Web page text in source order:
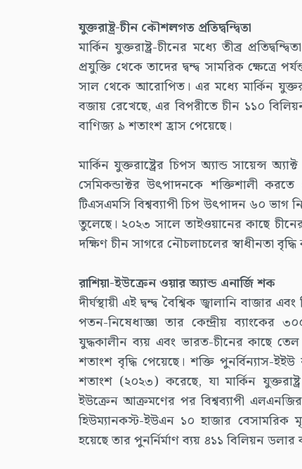
যুক্তরাষ্ট্র-চীন কৌশলগত প্রতিদ্বন্দ্বিতা
মার্কিন যুক্তরাষ্ট্র-চীনের মধ্যে তীব্র
প্রযুক্তি থেকে তাদের দ্বন্দ্ব সামরিক ক্ষেত্রে
সাল থেকে আরোপিত। এর মধ্যে মার্কিন
বজায় রেখেছে, এর বিপরীতে চীন ১১০
বাণিজ্য ৯ শতাংশ হ্রাস পেয়েছে।
মার্কিন যুক্তরাষ্ট্রের চিপস অ্যান্ড সায়েন্স
সেমিকন্ডাক্টর উৎপাদনকে শক্তিশালী
টিএসএমসি বিশ্বব্যাপী চিপ উৎপাদন ৬০ ভাগ
তুলেছে। ২০২৩ সালে তাইওয়ানের কাছে
দক্ষিণ চীন সাগরে নৌচলাচলের স্বাধীনতা বৃদ্ধি
রাশিয়া-ইউক্রেন ওয়ার অ্যান্ড এনার্জি শক
দীর্ঘস্থায়ী এই দ্বন্দ্ব বৈশ্বিক জ্বালানি
পতন-নিষেধাজ্ঞা তার কেন্দ্রীয় ব্যাংকের
যুদ্ধকালীন ব্যয় এবং ভারত-চীনের কাছে
শতাংশ বৃদ্ধি পেয়েছে। শক্তি পুনর্বিন্যাস-
শতাংশ (২০২৩) করেছে, যা মার্কিন
ইউক্রেন আক্রমণের পর বিশ্বব্যাপী
হিউম্যানকস্ট-ইউএন ১০ হাজার
হয়েছে তার পুনর্নির্মাণ ব্যয় ৪১১ বিলিয়ন ডলার